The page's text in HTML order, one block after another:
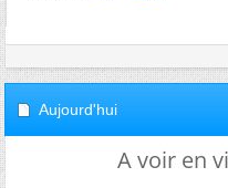
Aujourd'hui
A voir en